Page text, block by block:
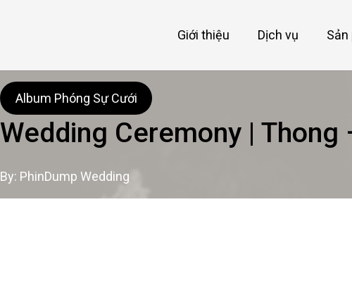
Giới thiệu Dịch vụ Sản
Album Phóng Sự Cưới
Wedding Ceremony | Thong
By: PhinDump Wedding